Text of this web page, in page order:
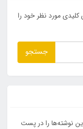
مورد نظر خود را
جستجو
نوشته‌ها را در پست